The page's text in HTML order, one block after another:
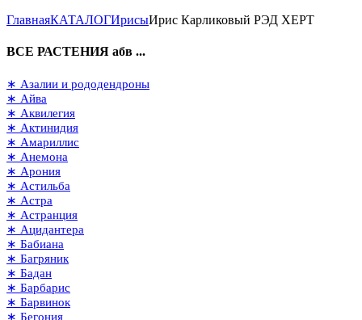
ГлавнаяКАТАЛОГИрисыИрис Карликовый РЭД ХЕРТ
ВСЕ РАСТЕНИЯ абв ...
∗ Азалии и рододендроны
∗ Айва
∗ Аквилегия
∗ Актинидия
∗ Амариллис
∗ Анемона
∗ Арония
∗ Астильба
∗ Астра
∗ Астранция
∗ Ацидантера
∗ Бабиана
∗ Багряник
∗ Бадан
∗ Барбарис
∗ Барвинок
∗ Бегония